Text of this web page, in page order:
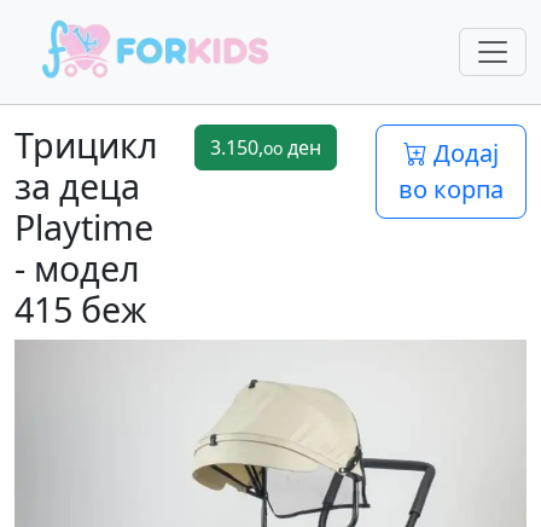
Трицикл
за деца
Playtime
- модел
415 беж
3.150,oo ден
Додај
во корпа